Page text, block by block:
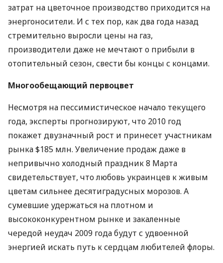
затрат на цветочное производство приходится на
энергоносители. И с тех пор, как два года назад
стремительно выросли цены на газ,
производители даже не мечтают о прибыли в
отопительный сезон, свести бы концы с концами.
Многообещающий первоцвет
Несмотря на пессимистическое начало текущего
года, эксперты прогнозируют, что 2010 год
покажет двузначный рост и принесет участникам
рынка $185 млн. Увеличение продаж даже в
непривычно холодный праздник 8 Марта
свидетельствует, что любовь украинцев к живым
цветам сильнее десятиградусных морозов. А
сумевшие удержаться на плотном и
высококонкурентном рынке и закаленные
чередой неудач 2009 года будут с удвоенной
энергией искать путь к сердцам любителей флоры.